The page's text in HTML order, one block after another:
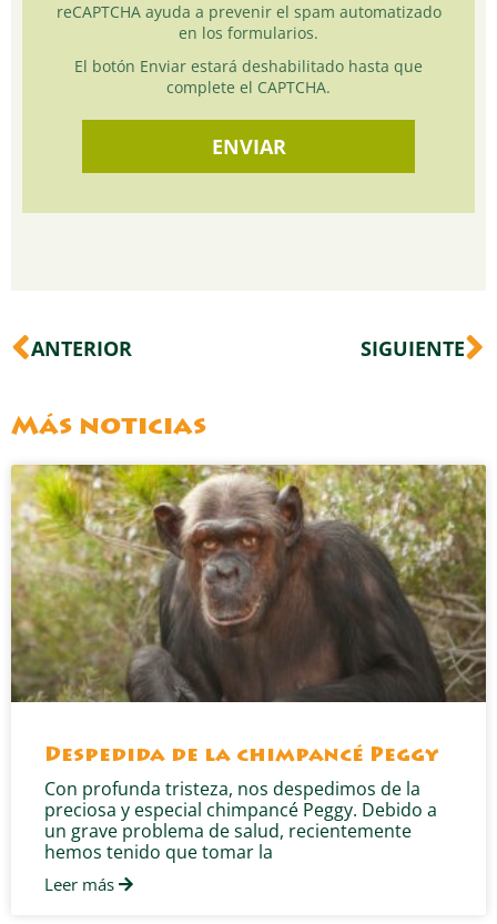
reCAPTCHA ayuda a prevenir el spam automatizado
en los formularios.
El botón Enviar estará deshabilitado hasta que
complete el CAPTCHA.
Ant
ANTERIOR SIGUIENTE
Más noticias
Despedida de la chimpancé Peggy
Con profunda tristeza, nos despedimos de la
preciosa y especial chimpancé Peggy. Debido a
un grave problema de salud, recientemente
hemos tenido que tomar la
Leer más